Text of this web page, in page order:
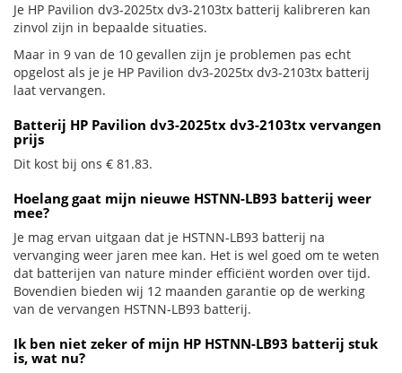
Je HP Pavilion dv3-2025tx dv3-2103tx batterij kalibreren kan
zinvol zijn in bepaalde situaties.
Maar in 9 van de 10 gevallen zijn je problemen pas echt
opgelost als je je HP Pavilion dv3-2025tx dv3-2103tx batterij
laat vervangen.
Batterij HP Pavilion dv3-2025tx dv3-2103tx vervangen
prijs
Dit kost bij ons € 81.83.
Hoelang gaat mijn nieuwe HSTNN-LB93 batterij weer
mee?
Je mag ervan uitgaan dat je HSTNN-LB93 batterij na
vervanging weer jaren mee kan. Het is wel goed om te weten
dat batterijen van nature minder efficiënt worden over tijd.
Bovendien bieden wij 12 maanden garantie op de werking
van de vervangen HSTNN-LB93 batterij.
Ik ben niet zeker of mijn HP HSTNN-LB93 batterij stuk
is, wat nu?